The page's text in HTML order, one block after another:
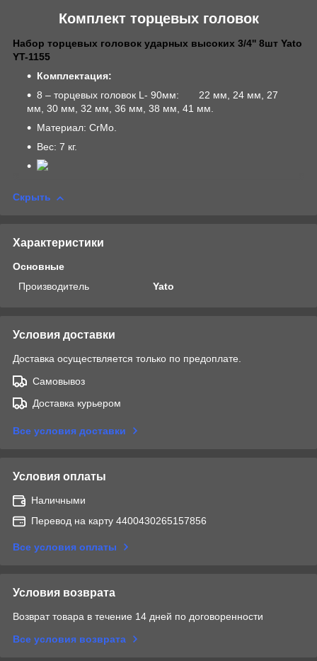
Комплект торцевых головок
Набор торцевых головок ударных высоких 3/4'' 8шт Yato
YT-1155
Комплектация:
8 – торцевых головок L- 90мм: 22 мм, 24 мм, 27
мм, 30 мм, 32 мм, 36 мм, 38 мм, 41 мм.
Материал: CrMo.
Вес: 7 кг.
Скрыть
Характеристики
Основные
Производитель
Yato
Условия доставки
Доставка осуществляется только по предоплате.
Самовывоз
Доставка курьером
Все условия доставки
Условия оплаты
Наличными
Перевод на карту 4400430265157856
Все условия оплаты
Условия возврата
Возврат товара в течение 14 дней по договоренности
Все условия возврата